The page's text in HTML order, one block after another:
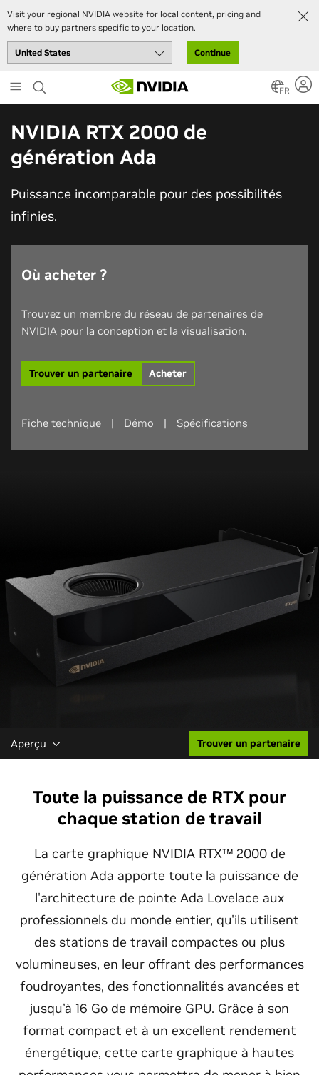
Visit your regional NVIDIA website for local content, pricing and
where to buy partners specific to your location.
Continue
to
main
FR
NVIDIA RTX 2000 de
génération Ada
Puissance incomparable pour des possibilités
infinies.
Où acheter ?
Trouvez un membre du réseau de partenaires de
NVIDIA pour la conception et la visualisation.
Trouver un partenaire Acheter
Fiche technique | Démo | Spécifications
Aperçu Trouver un partenaire
Toute la puissance de RTX pour
chaque station de travail
La carte graphique NVIDIA RTX™ 2000 de
génération Ada apporte toute la puissance de
l'architecture de pointe Ada Lovelace aux
professionnels du monde entier, qu'ils utilisent
des stations de travail compactes ou plus
volumineuses, en leur offrant des performances
foudroyantes, des fonctionnalités avancées et
jusqu’à 16 Go de mémoire GPU. Grâce à son
format compact et à un excellent rendement
énergétique, cette carte graphique à hautes